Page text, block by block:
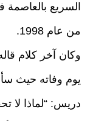
السريع
من عام 1998.
وكان آخر كلام
يوم وفاته حيث
دريس: “لماذا لا